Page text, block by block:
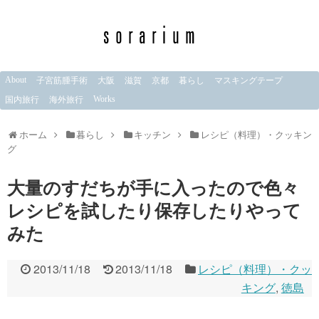
About 子宮筋腫手術 大阪 滋賀 京都 暮らし
マスキングテープ
国内旅行
海外旅行 Works
ホーム 暮らし キッチン
レシピ（料理）・クッキン
グ
大量のすだちが手に入ったので色々
レシピを試したり保存したりやって
みた
2013/11/18 2013/11/18
レシピ（料理）・クッ
キング, 徳島